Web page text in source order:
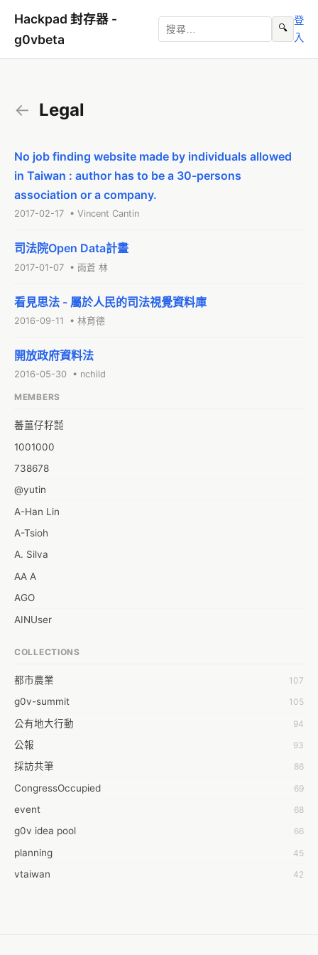
Hackpad 封存器 -
g0vbeta
🔍
登
入
← Legal
No job finding website made by individuals allowed
in Taiwan : author has to be a 30-persons
association or a company.
2017-02-17 • Vincent Cantin
司法院Open Data計畫
2017-01-07 • 雨蒼 林
看見思法 - 屬於人民的司法視覺資料庫
2016-09-11 • 林育德
開放政府資料法
2016-05-30 • nchild
MEMBERS
蕃薑仔籽㍿
1001000
738678
@yutin
A-Han Lin
A-Tsioh
A. Silva
AA A
AGO
AINUser
Aaron Chen
Abby Chen
Abby Wu
Achernar Tseng
Acsa Lu
Ada Huang
Aeon Lin
Afey Hsu
Aging Huang
Ahdaa Yeh
COLLECTIONS
都市農業 107
g0v-summit 105
公有地大行動 94
公報 93
採訪共筆 86
CongressOccupied 69
event 68
g0v idea pool 66
planning 45
vtaiwan 42